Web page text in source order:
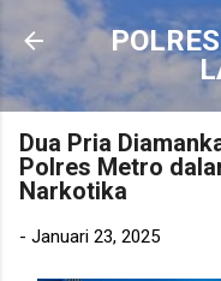
Dua Pria
Polres Metro
Narkotika
- Januari 23, 2025